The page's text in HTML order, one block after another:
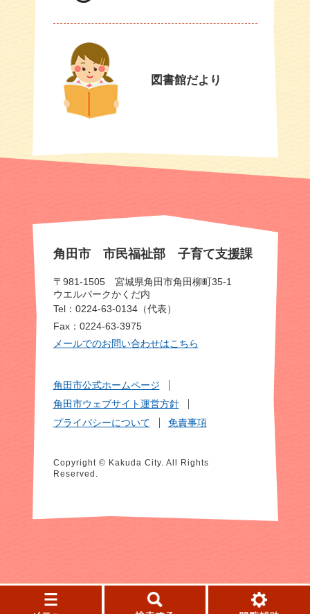
図書館だより
角田市 市民福祉部 子育て支援課
〒981-1505 宮城県角田市角田柳町35-1
ウエルパークかくだ内
Tel：0224-63-0134（代表）
Fax：0224-63-3975
メールでのお問い合わせはこちら
角田市公式ホームページ
角田市ウェブサイト運営方針
プライバシーについて
免責事項
Copyright © Kakuda City. All Rights
Reserved.